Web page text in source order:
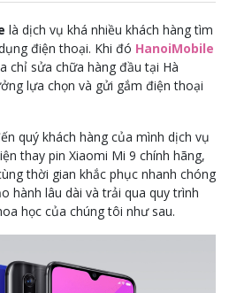
là dịch vụ khá nhiều khách hàng tìm
điện thoại. Khi đó HanoiMobile
chỉ sửa chữa hàng đầu tại Hà
lựa chọn và gửi gắm điện thoại
quý khách hàng của mình dịch vụ
thay pin Xiaomi Mi 9 chính hãng,
thời gian khắc phục nhanh chóng
hành lâu dài và trải qua quy trình
học của chúng tôi như sau.